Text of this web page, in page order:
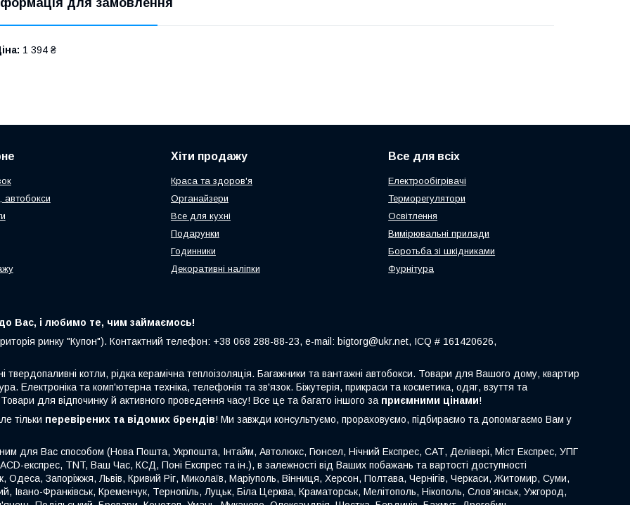
1 394 ₴
автобокси
Хіти продажу
Краса та здоров'я
Органайзери
Все для кухні
Подарунки
Годинники
Декоративні наліпки
Все для всіх
Електрообігрівачі
Терморегулятори
Освітлення
Вимірювальні прилади
Боротьба зі шкідниками
Фурнітура
Вас, і любимо те, чим займаємось!
ринку "Купон"). Контактний телефон: +38 068 288-88-23, e-mail: bigtorg@ukr.net, ICQ # 161420626,
твердопаливні котли, рідка керамічна теплоізоляція. Багажники та вантажні автобокси. Товари для Вашого дому, квартир
Електроніка та комп'ютерна техніка, телефонія та зв'язок. Біжутерія, прикраси та косметика, одяг, взуття та
для відпочинку й активного проведення часу! Все це та багато іншого за приємними цінами!
тільки перевірених та відомих брендів! Ми завжди консультуємо, прораховуємо, підбираємо та допомагаємо Вам у
для Вас способом (Нова Пошта, Укрпошта, Інтайм, Автолюкс, Гюнсел, Нічний Експрес, САТ, Делівері, Міст Експрес, УПГ
експрес, TNT, Ваш Час, КСД, Поні Експрес та ін.), в залежності від Ваших побажань та вартості доступності
Одеса, Запоріжжя, Львів, Кривий Ріг, Миколаїв, Маріуполь, Вінниця, Херсон, Полтава, Чернігів, Черкаси, Житомир, Суми,
Івано-Франківськ, Кременчук, Тернопіль, Луцьк, Біла Церква, Краматорськ, Мелітополь, Нікополь, Слов'янськ, Ужгород,